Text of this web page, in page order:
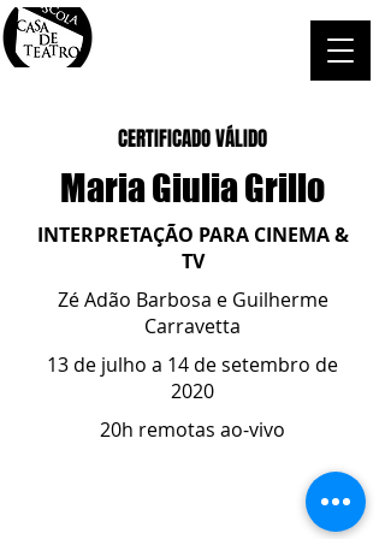
CERTIFICADO VÁLIDO
Maria Giulia Grillo
INTERPRETAÇÃO PARA CINEMA &
TV
Zé Adão Barbosa e Guilherme
Carravetta
13 de julho a 14 de setembro de
2020
20h remotas ao-vivo
ESCOLA CASA DE TEATRO